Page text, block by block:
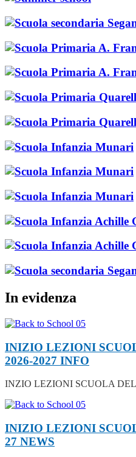
In evidenza
INIZIO LEZIONI
2026-2027 INFO
INZIO LEZIONI SCUOLA
INIZIO LEZIONI
27 NEWS